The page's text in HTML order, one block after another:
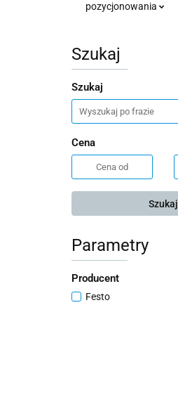
pozycjonowania
Szukaj
Szukaj
Cena
Szukaj
Parametry
Producent
Festo